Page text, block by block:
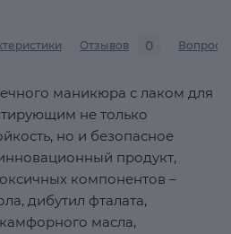
Отзывов 0 Вопросы
маникюра с лаком для
не только
но и безопасное
продукт,
компонентов –
дибутил фталата,
масла,